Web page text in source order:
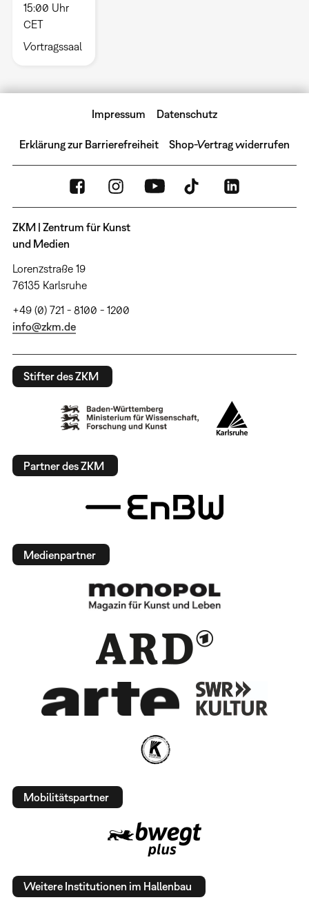
15:00 Uhr
CET
Vortragssaal
Impressum Datenschutz
Erklärung zur Barrierefreiheit Shop-Vertrag widerrufen
ZKM | Zentrum für Kunst
und Medien
Lorenzstraße 19
76135 Karlsruhe
+49 (0) 721 - 8100 - 1200
info@zkm.de
Stifter des ZKM
Partner des ZKM
Medienpartner
Mobilitätspartner
Weitere Institutionen im Hallenbau